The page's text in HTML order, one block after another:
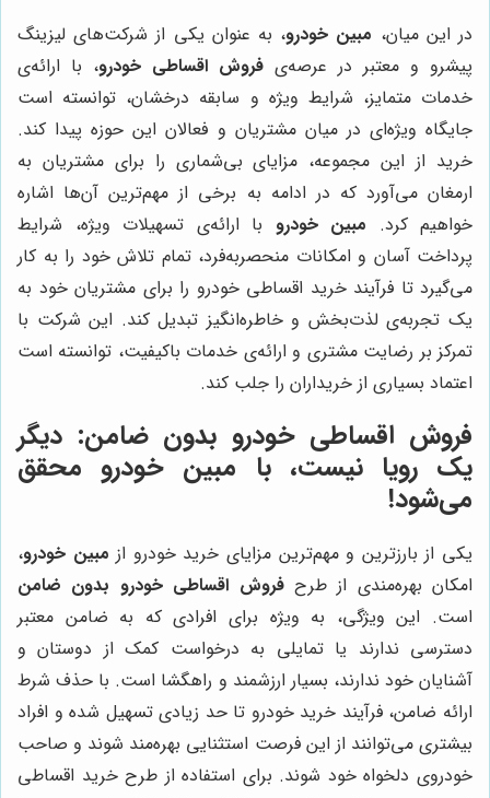
در این میان، مبین خودرو، به عنوان یکی از شرکت‌های لیزینگ
پیشرو و معتبر در عرصه‌ی فروش اقساطی خودرو، با ارائه‌ی
خدمات متمایز، شرایط ویژه و سابقه درخشان، توانسته است
جایگاه ویژه‌ای در میان مشتریان و فعالان این حوزه پیدا کند.
خرید از این مجموعه، مزایای بی‌شماری را برای مشتریان به
ارمغان می‌آورد که در ادامه به برخی از مهم‌ترین آن‌ها اشاره
خواهیم کرد. مبین خودرو با ارائه‌ی تسهیلات ویژه، شرایط
پرداخت آسان و امکانات منحصربه‌فرد، تمام تلاش خود را به کار
می‌گیرد تا فرآیند خرید اقساطی خودرو را برای مشتریان خود به
یک تجربه‌ی لذت‌بخش و خاطره‌انگیز تبدیل کند. این شرکت با
تمرکز بر رضایت مشتری و ارائه‌ی خدمات باکیفیت، توانسته است
اعتماد بسیاری از خریداران را جلب کند.
فروش اقساطی خودرو بدون ضامن: دیگر
یک رویا نیست، با مبین خودرو محقق
می‌شود!
یکی از بارزترین و مهم‌ترین مزایای خرید خودرو از مبین خودرو،
امکان بهره‌مندی از طرحفروش اقساطی خودرو بدون ضامن
است. این ویژگی، به ویژه برای افرادی که به ضامن معتبر
دسترسی ندارند یا تمایلی به درخواست کمک از دوستان و
آشنایان خود ندارند، بسیار ارزشمند و راهگشا است. با حذف شرط
ارائه ضامن، فرآیند خرید خودرو تا حد زیادی تسهیل شده و افراد
بیشتری می‌توانند از این فرصت استثنایی بهره‌مند شوند و صاحب
خودروی دلخواه خود شوند. برای استفاده از طرح خرید اقساطی